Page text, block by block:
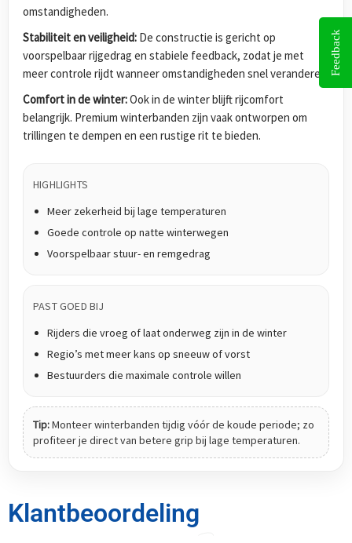
omstandigheden.
Stabiliteit en veiligheid: De constructie is gericht op
voorspelbaar rijgedrag en stabiele feedback, zodat je met
meer controle rijdt wanneer omstandigheden snel veranderen.
Comfort in de winter:Ook in de winter blijft rijcomfort
belangrijk. Premium winterbanden zijn vaak ontworpen om
trillingen te dempen en een rustige rit te bieden.
HIGHLIGHTS
Meer zekerheid bij lage temperaturen
Goede controle op natte winterwegen
Voorspelbaar stuur- en remgedrag
PAST GOED BIJ
Rijders die vroeg of laat onderweg zijn in de winter
Regio’s met meer kans op sneeuw of vorst
Bestuurders die maximale controle willen
Tip:Monteer winterbanden tijdig vóór de koude periode; zo
profiteer je direct van betere grip bij lage temperaturen.
Klantbeoordeling
Feedback